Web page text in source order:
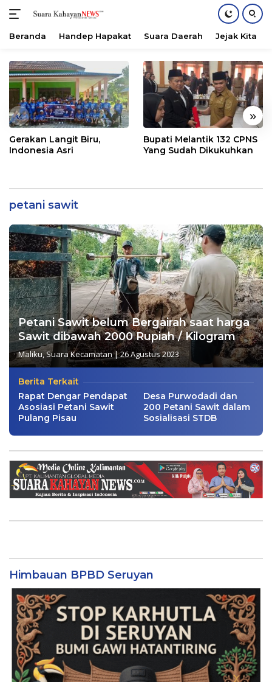
konten
Beranda Handep Hapakat Suara Daerah Jejak Kita
« »
Gerakan Langit Biru,
Indonesia Asri
Bupati Melantik 132 CPNS
Yang Sudah Dikukuhkan
petani sawit
Petani Sawit belum Bergairah saat harga
Sawit dibawah 2000 Rupiah / Kilogram
Maliku,Suara Kecamatan|26 Agustus 2023
Berita Terkait
Rapat Dengar Pendapat
Asosiasi Petani Sawit
Pulang Pisau
Desa Purwodadi dan
200 Petani Sawit dalam
Sosialisasi STDB
Himbauan BPBD Seruyan